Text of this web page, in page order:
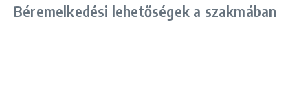
Béremelkedési lehetőségek a szakmában